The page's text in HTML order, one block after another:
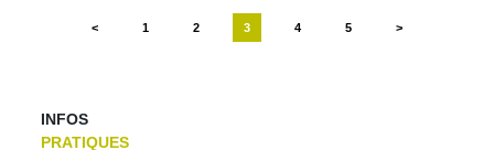
< 1 2 3 4 5 >
INFOS
PRATIQUES